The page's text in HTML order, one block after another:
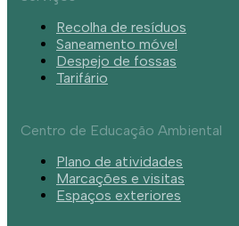
Recolha de resíduos
Saneamento móvel
Despejo de fossas
Tarifário
Centro de Educação Ambiental
Plano de atividades
Marcações e visitas
Espaços exteriores